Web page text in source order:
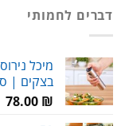
דברים לחמותי
מיכל
בצקים |
78.00 ₪